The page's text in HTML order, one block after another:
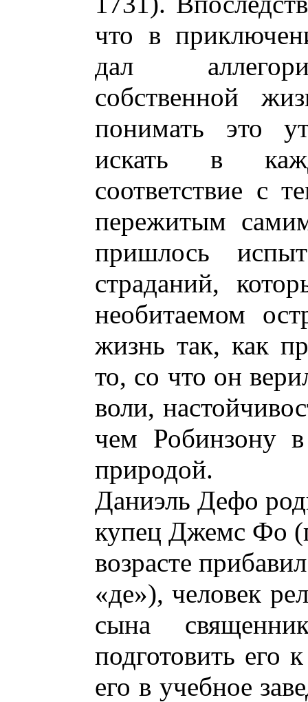
что в
дал
собственной
понимать это
искать в
соответствие с
пережитым
пришлось
страданий,
необитаемом
жизнь так, как
то, со что он
воли,
чем Робинзону
природой.
Даниэль Дефо
купец Джемс Фо
возрасте
«де»), человек
сына
подготовить его
его в учебное